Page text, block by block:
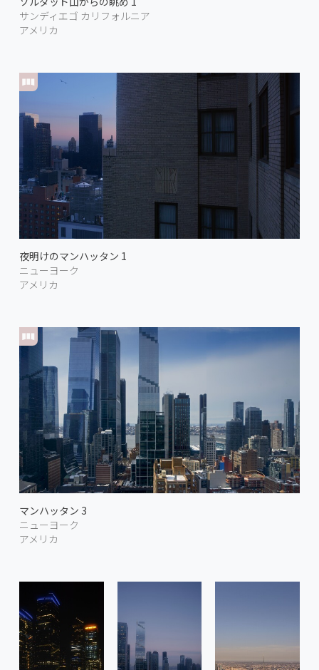
サンディエゴ カリフォルニア
アメリカ
夜明けのマンハッタン 1
ニューヨーク
アメリカ
マンハッタン 3
ニューヨーク
アメリカ